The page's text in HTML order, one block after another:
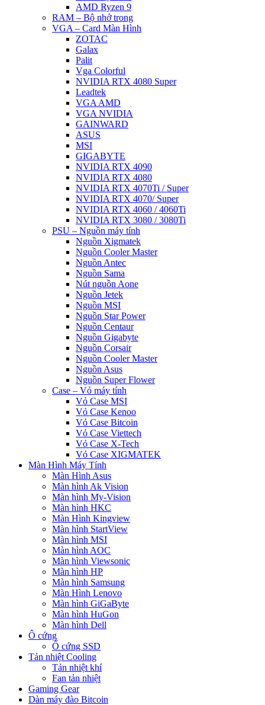
AMD Ryzen 9
RAM – Bộ nhớ trong
VGA – Card Màn Hình
ZOTAC
Galax
Palit
Vga Colorful
NVIDIA RTX 4080 Super
Leadtek
VGA AMD
VGA NVIDIA
GAINWARD
ASUS
MSI
GIGABYTE
NVIDIA RTX 4090
NVIDIA RTX 4080
NVIDIA RTX 4070Ti / Super
NVIDIA RTX 4070/ Super
NVIDIA RTX 4060 / 4060Ti
NVIDIA RTX 3080 / 3080Ti
PSU – Nguồn máy tính
Nguồn Xigmatek
Nguồn Cooler Master
Nguồn Antec
Nguồn Sama
Nút nguồn Aone
Nguồn Jetek
Nguồn MSI
Nguồn Star Power
Nguồn Centaur
Nguồn Gigabyte
Nguồn Corsair
Nguồn Cooler Master
Nguồn Asus
Nguồn Super Flower
Case – Vỏ máy tính
Vỏ Case MSI
Vỏ Case Kenoo
Vỏ Case Bitcoin
Vỏ Case Viettech
Vỏ Case X-Tech
Vỏ Case XIGMATEK
Màn Hình Máy Tính
Màn Hình Asus
Màn hình Ak Vision
Màn hình My-Vision
Màn hình HKC
Màn Hình Kingview
Màn hình StartView
Màn hình MSI
Màn hình AOC
Màn hình Viewsonic
Màn hình HP
Màn hình Samsung
Màn Hình Lenovo
Màn hình GiGaByte
Màn hình HuGon
Màn hình Dell
Ô cứng
Ổ cứng SSD
Tản nhiệt Cooling
Tản nhiệt khí
Fan tản nhiệt
Gaming Gear
Dàn máy đào Bitcoin